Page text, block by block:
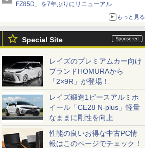
FZ85D」を7年ぶりにリニューアル
もっと見る
Special Site
レイズのプレミアムカー向け
ブランドHOMURAから
「2×9R」が登場！
レイズ鍛造1ピースアルミホ
イール「CE28 N-plus」軽量
なままに剛性を向上
性能の良いお得な中古PC情
報はこのページでチェック！